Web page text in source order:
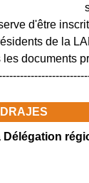
d'être
de la
les documents
Délégation